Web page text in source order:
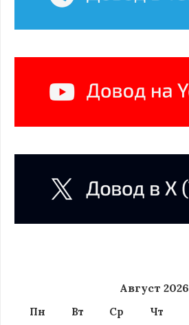
Август 2026
Пн Вт Ср Чт